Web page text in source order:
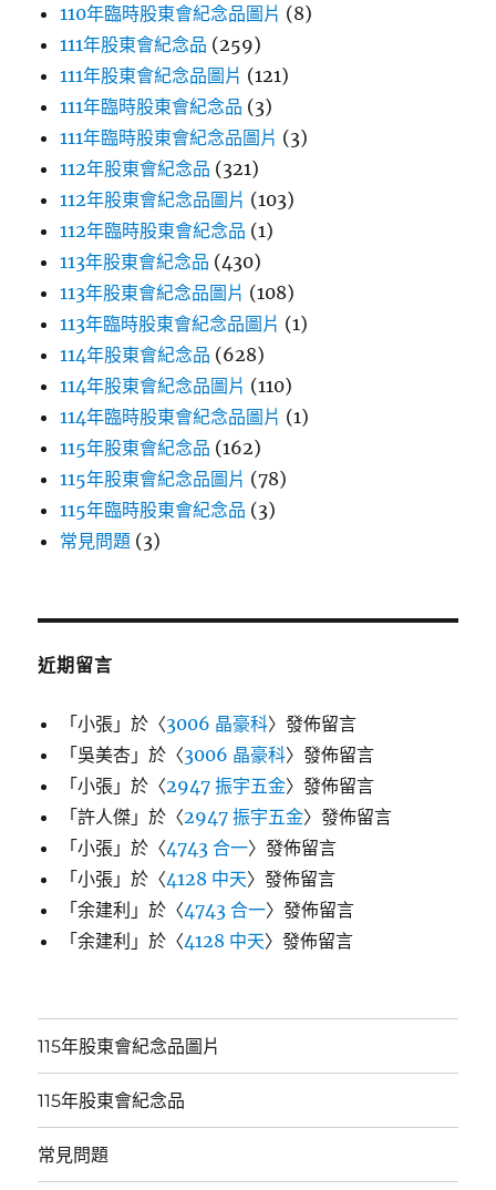
110年臨時股東會紀念品圖片 (8)
111年股東會紀念品 (259)
111年股東會紀念品圖片 (121)
111年臨時股東會紀念品 (3)
111年臨時股東會紀念品圖片 (3)
112年股東會紀念品 (321)
112年股東會紀念品圖片 (103)
112年臨時股東會紀念品 (1)
113年股東會紀念品 (430)
113年股東會紀念品圖片 (108)
113年臨時股東會紀念品圖片 (1)
114年股東會紀念品 (628)
114年股東會紀念品圖片 (110)
114年臨時股東會紀念品圖片 (1)
115年股東會紀念品 (162)
115年股東會紀念品圖片 (78)
115年臨時股東會紀念品 (3)
常見問題 (3)
近期留言
「小張 」於〈3006 晶豪科〉發佈留言
「吳美杏 」於〈3006 晶豪科〉發佈留言
「小張 」於〈2947 振宇五金〉發佈留言
「許人傑 」於〈2947 振宇五金〉發佈留言
「小張 」於〈4743 合一〉發佈留言
「小張 」於〈4128 中天〉發佈留言
「余建利 」於〈4743 合一〉發佈留言
「余建利 」於〈4128 中天〉發佈留言
115年股東會紀念品圖片
115年股東會紀念品
常見問題